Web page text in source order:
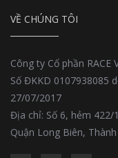
VỀ CHÚNG TÔI
Công ty Cổ phần RACE
Số ĐKKD 0107938085
27/07/2017
Địa chỉ: Số 6, hẻm
Quận Long Biên,